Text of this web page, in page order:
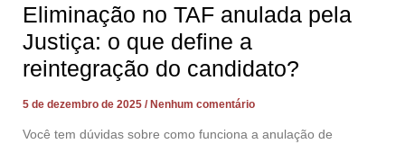
Eliminação no TAF anulada pela
Justiça: o que define a
reintegração do candidato?
5 de dezembro de 2025 Nenhum comentário
Você tem dúvidas sobre como funciona a anulação de